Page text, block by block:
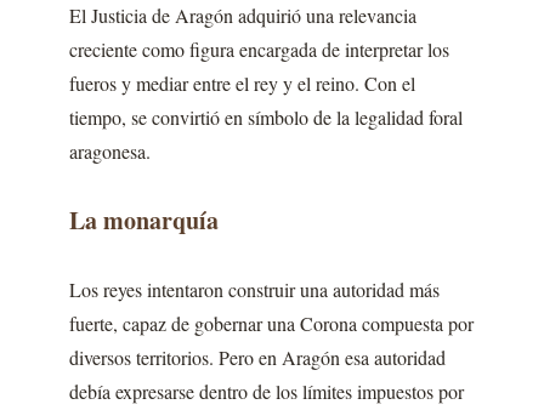
El Justicia de Aragón adquirió una relevancia
creciente como figura encargada de interpretar los
fueros y mediar entre el rey y el reino. Con el
tiempo, se convirtió en símbolo de la legalidad foral
aragonesa.
La monarquía
Los reyes intentaron construir una autoridad más
fuerte, capaz de gobernar una Corona compuesta por
diversos territorios. Pero en Aragón esa autoridad
debía expresarse dentro de los límites impuestos por